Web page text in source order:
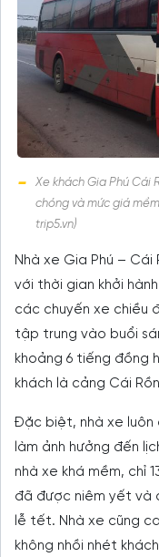
Xe khách Gia Phú Cái
chóng và mức giá
trip5.vn)
Nhà xe Gia Phú –
với thời gian khởi hành
các chuyến xe chiều
tập trung vào buổi
khoảng 6 tiếng đồng
khách là cảng Cái
Đặc biệt, nhà xe luôn
làm ảnh hưởng đến
nhà xe khá mềm, chỉ
đã được niêm yết và
lễ tết. Nhà xe cũng
không nhồi nhét